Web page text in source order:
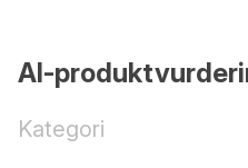
AI-
Kategori